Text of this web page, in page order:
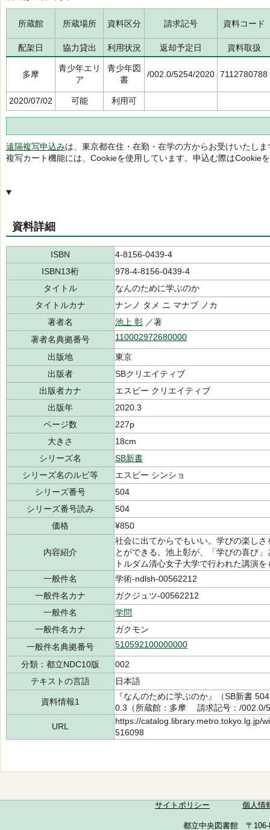
所蔵館 所蔵場所 資料区分 請求記号 資料コード
配架日 協力貸出 利用状況 返却予定日 資料取扱
多摩
青少年エリ
ア
青少年図
書
/002.0/5254/2020 7112780788
2020/07/02 可能 利用可
遠隔複写申込みは、東京都在住・在勤・在学の方からお受けいたしま
複写カート機能には、Cookieを使用しています。申込む際はCookie
資料詳細
ISBN
4-8156-0439-4
ISBN13桁
978-4-8156-0439-4
タイトル
なんのために学ぶのか
タイトルカナ
ナンノ タメ ニ マナブ ノカ
著者名
池上 彰 ／著
著者名典拠番号
110002972680000
出版地
東京
出版者
SBクリエイティブ
出版者カナ
エスビー クリエイティブ
出版年
2020.3
ページ数
227p
大きさ
18cm
シリーズ名
SB新書
シリーズ名のルビ等
エスビー シンショ
シリーズ番号
504
シリーズ番号読み
504
価格
¥850
内容紹介
社会に出てからでもいい。学びの楽し
とができる。池上彰が、「学びの喜び
トルダム清心女子大学で行われた講演
一般件名
学術-ndlsh-00562212
一般件名カナ
ガクジュツ-00562212
一般件名
学問
一般件名カナ
ガクモン
一般件名典拠番号
510592100000000
分類：都立NDC10版
002
テキストの言語
日本語
資料情報1
『なんのために学ぶのか』（SB新
0.3（所蔵館：多摩 請求記号：/
URL
https://catalog.library.metro.tokyo.lg.jp/
516098
サイトポリシー 個人情
都立中央図書館 〒